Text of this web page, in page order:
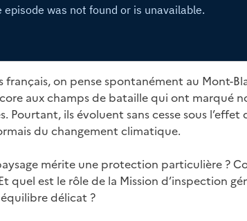
français, on pense spontanément au Mont-
aux champs de bataille qui ont marqué
Pourtant, ils évoluent sans cesse sous l’effet
du changement climatique.
mérite une protection particulière ?
quel est le rôle de la Mission d’inspection
équilibre délicat ?